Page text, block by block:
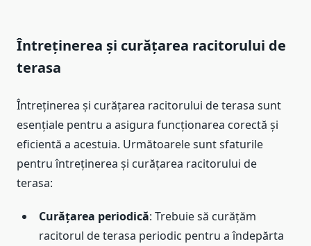
Întreținerea și curățarea racitorului de
terasa
Întreținerea și curățarea racitorului de terasa sunt
esențiale pentru a asigura funcționarea corectă și
eficientă a acestuia. Următoarele sunt sfaturile
pentru întreținerea și curățarea racitorului de
terasa:
Curățarea periodică: Trebuie să curățăm
racitorul de terasa periodic pentru a îndepărta